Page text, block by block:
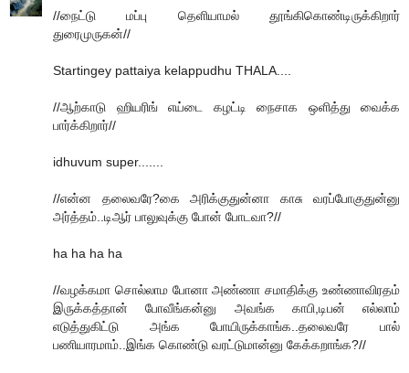
//நைட்டு மப்பு தெளியாமல் தூங்கிகொண்டிருக்கிறார்
துரைமுருகன்//
Startingey pattaiya kelappudhu THALA....
//ஆற்காடு ஹியரிங் எய்டை கழட்டி நைசாக ஒளித்து வைக்க
பார்க்கிறார்//
idhuvum super.......
//என்ன தலைவரே?கை அரிக்குதுன்னா காசு வரப்போகுதுன்னு
அர்த்தம்..டிஆர் பாலுவுக்கு போன் போடவா?//
ha ha ha ha
//வழக்கமா சொல்லாம போனா அண்ணா சமாதிக்கு உண்ணாவிரதம்
இருக்கத்தான் போவீங்கன்னு அவங்க காபி,டிபன் எல்லாம்
எடுத்துகிட்டு அங்க போயிருக்காங்க..தலைவரே பால்
பணியாரமாம்..இங்க கொண்டு வரட்டுமான்னு கேக்கறாங்க?//